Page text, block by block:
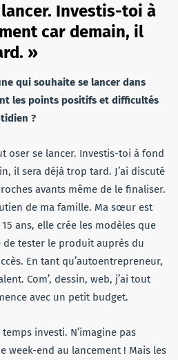
Investis-toi à
car demain, il
»
qui souhaite se lancer dans
les points positifs et difficultés
?
oser se lancer. Investis-toi à fond
il sera déjà trop tard. J’ai discuté
avants même de le finaliser.
de ma famille. Ma sœur est
ans, elle crée les modèles que
de tester le produit auprès du
En tant qu’autoentrepreneur,
Com’, dessin, web, j’ai tout
avec un petit budget.
investi. N’imagine pas
week-end au lancement ! Mais les